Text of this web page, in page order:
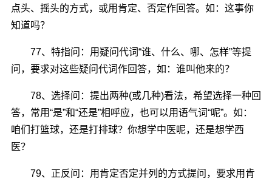
点头、摇头的方式，或用肯定、否定作回答。如：这事你
知道吗？
77、特指问：用疑问代词“谁、什么、哪、怎样”等提
问，要求对这些疑问代词作回答，如：谁叫他来的？
78、选择问：提出两种(或几种)看法，希望选择一种回
答，常用“是”和“还是”相呼应，也可以用语气词“呢”。如：
咱们打篮球，还是打排球？你想学中医呢，还是想学西
医？
79、正反问：用肯定否定并列的方式提问，要求用肯